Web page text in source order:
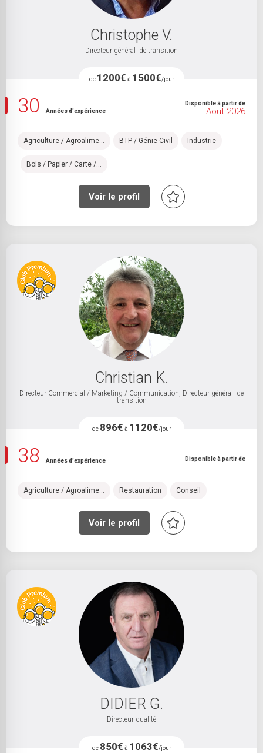
Christophe V.
Directeur général de transition
de 1200€ à 1500€/jour
30 Années d'expérience
Disponible à partir de
Aout 2026
Agriculture / Agroalime... BTP / Génie Civil Industrie
Bois / Papier / Carte /...
Voir le profil
Christian K.
Directeur Commercial / Marketing / Communication, Directeur général de
transition
de 896€ à 1120€/jour
38 Années d'expérience Disponible à partir de
Agriculture / Agroalime... Restauration Conseil
Voir le profil
DIDIER G.
Directeur qualité
de 850€ à 1063€/jour